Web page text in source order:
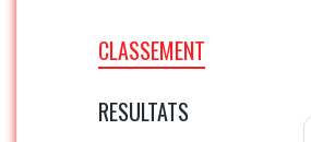
CLASSEMENT
RESULTATS